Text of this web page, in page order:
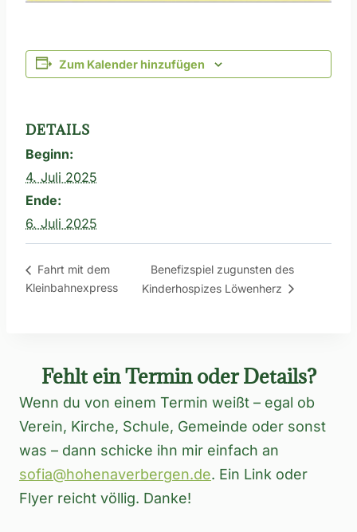
Zum Kalender hinzufügen
DETAILS
Beginn:
4. Juli 2025
Ende:
6. Juli 2025
Fahrt mit dem
Kleinbahnexpress
Benefizspiel zugunsten des
Kinderhospizes Löwenherz
Fehlt ein Termin oder Details?
Wenn du von einem Termin weißt – egal ob
Verein, Kirche, Schule, Gemeinde oder sonst
was – dann schicke ihn mir einfach an
sofia@hohenaverbergen.de. Ein Link oder
Flyer reicht völlig. Danke!